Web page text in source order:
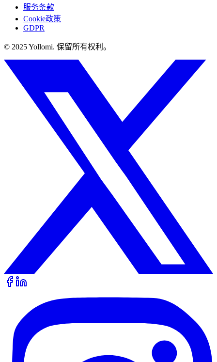
服务条款
Cookie政策
GDPR
© 2025 Yollomi. 保留所有权利。